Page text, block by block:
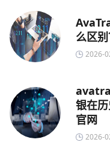
么区别
2026-
银在
官网
2026-